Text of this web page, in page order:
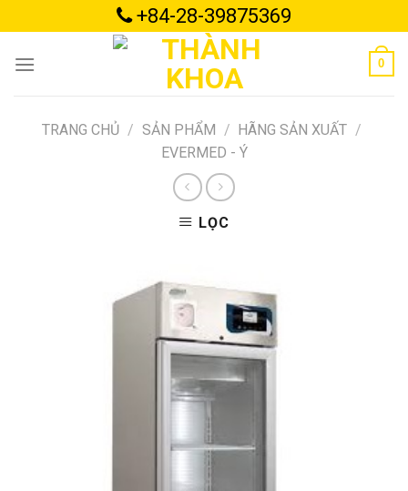
to
content
+84-28-39875369
0
TRANG CHỦ / SẢN PHẨM / HÃNG SẢN XUẤT /
EVERMED - Ý
LỌC